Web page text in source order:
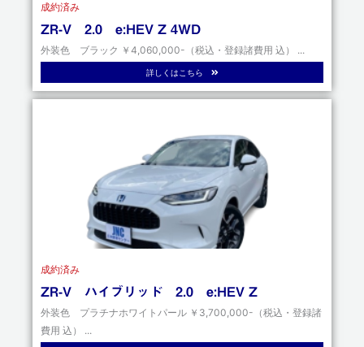
成約済み
ZR-V 2.0 e:HEV Z 4WD
外装色 ブラック ￥4,060,000-（税込・登録諸費用 込） ...
詳しくはこちら
成約済み
ZR-V ハイブリッド 2.0 e:HEV Z
外装色 プラチナホワイトパール ￥3,700,000-（税込・登録諸
費用 込） ...